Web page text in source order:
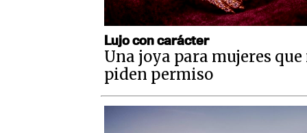
Lujo con carácter
Una joya para mujeres que
piden permiso